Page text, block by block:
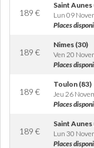
189 €
Saint Aunes
Lun 09
Places
189 €
Nimes (30)
Ven 20
Places
189 €
Toulon (83)
Jeu 26
Places
189 €
Saint Aunes
Lun 30
Places